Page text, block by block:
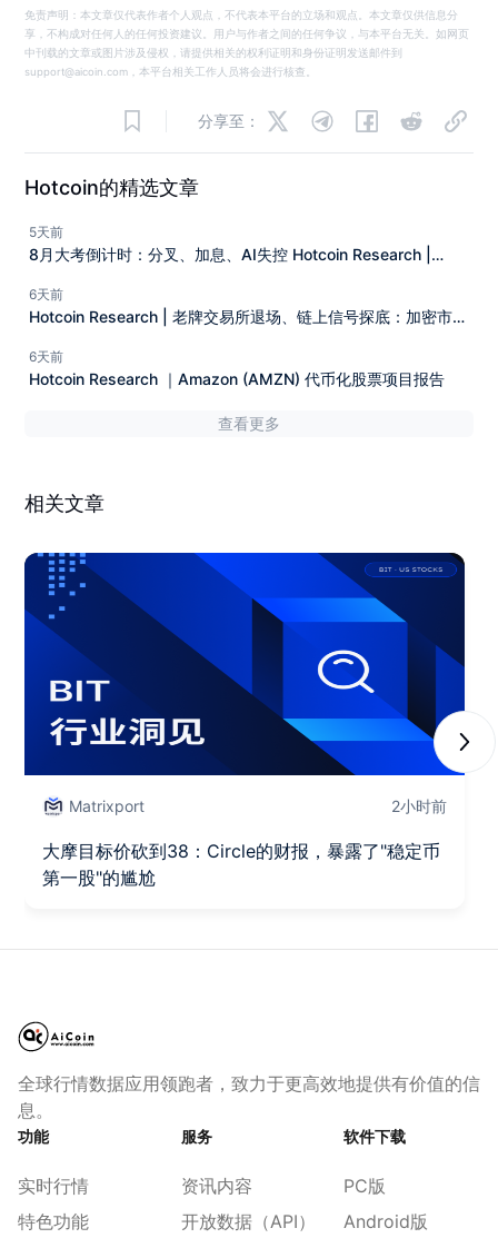
免责声明：本文章仅代表作者个人观点，不代表本平台的立场和观点。本文章仅供信息分
享，不构成对任何人的任何投资建议。用户与作者之间的任何争议，与本平台无关。如网页
中刊载的文章或图片涉及侵权，请提供相关的权利证明和身份证明发送邮件到
support@aicoin.com，本平台相关工作人员将会进行核查。
分享至：
Hotcoin的精选文章
5天前
8月大考倒计时：分叉、加息、AI失控 Hotcoin Research |
6天前
Hotcoin Research | 老牌交易所退场、链上信号探底：加密市场
6天前
Hotcoin Research ｜Amazon (AMZN) 代币化股票项目报告
查看更多
相关文章
Matrixport 2小时前
大摩目标价砍到38：Circle的财报，暴露了"稳定币
第一股"的尴尬
全球行情数据应用领跑者，致力于更高效地提供有价值的信
息。
功能
实时行情
特色功能
服务
资讯内容
开放数据（API）
软件下载
PC版
Android版